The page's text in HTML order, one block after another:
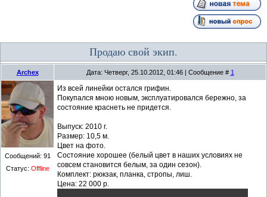
Продаю свой экип.
Archex Дата: Четверг, 25.10.2012, 01:46 | Сообщение # 1
Сообщений: 91
Статус: Offline
Из всей линейки остался грифин.
Покупался мною новым, эксплуатировался бережно, за
состояние краснеть не придется.
Выпуск: 2010 г.
Размер: 10,5 м.
Цвет на фото.
Состояние хорошее (белый цвет в наших условиях не
совсем становится белым, за один сезон).
Комплект: рюкзак, планка, стропы, лиш.
Цена: 22 000 р.